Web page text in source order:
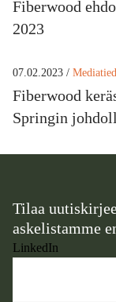
Fiberwood
2023
07.02.2023 /
Fiberwood
Springin
Tilaa
askelistamme
LinkedIn